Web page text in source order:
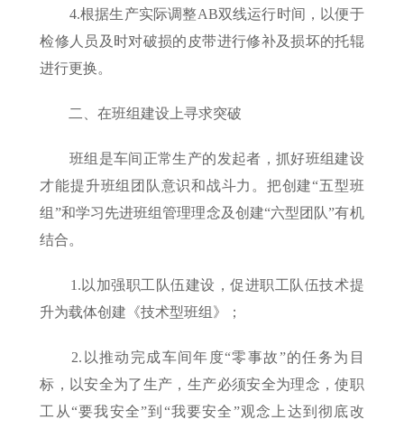
4.根据生产实际调整AB双线运行时间，以便于
检修人员及时对破损的皮带进行修补及损坏的托辊
进行更换。
二、在班组建设上寻求突破
班组是车间正常生产的发起者，抓好班组建设
才能提升班组团队意识和战斗力。把创建“五型班
组”和学习先进班组管理理念及创建“六型团队”有机
结合。
1.以加强职工队伍建设，促进职工队伍技术提
升为载体创建《技术型班组》；
2.以推动完成车间年度“零事故”的任务为目
标，以安全为了生产，生产必须安全为理念，使职
工从“要我安全”到“我要安全”观念上达到彻底改